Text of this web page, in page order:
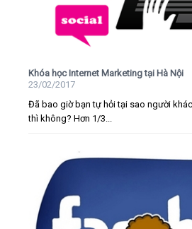
Khóa học Internet Marketing tại Hà Nội
23/02/2017
Đã bao giờ bạn tự hỏi tại sao người
thì không? Hơn 1/3...